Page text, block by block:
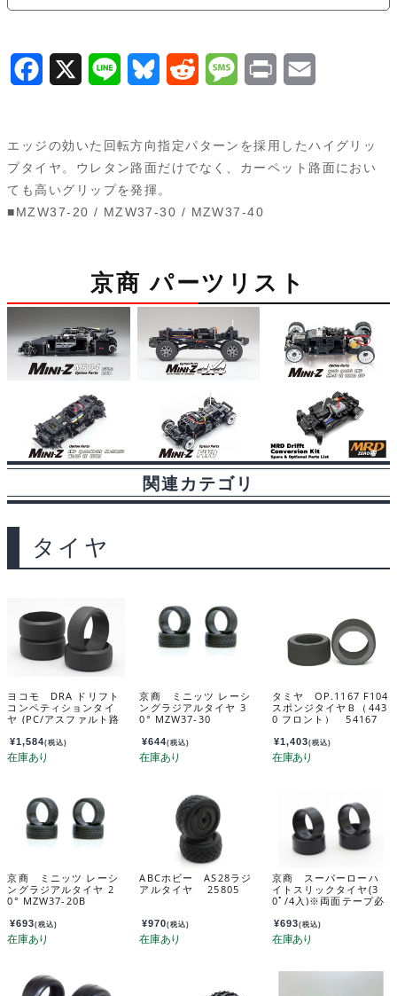
40
e
b
X
e
B
e
s
R
d
M
s
P
n i
エッジの効いた回転方向指定パターンを採用したハイグリッ
プタイヤ。ウレタン路面だけでなく、カーペット路面におい
ても高いグリップを発揮。
■MZW37-20 / MZW37-30 / MZW37-40
京商 パーツリスト
関連カテゴリ
タイヤ
ヨコモ DRA ドリフト
コンペティションタイ
ヤ (PC/アスファルト路
¥1,584(税込)
京商 ミニッツ レーシ
ングラジアルタイヤ 3
0° MZW37-30
¥644(税込)
タミヤ OP.1167 F104
スポンジタイヤＢ（443
0 フロント） 54167
¥1,403(税込)
京商 ミニッツ レーシ
ングラジアルタイヤ 2
0° MZW37-20B
¥693(税込)
ABCホビー AS28ラジ
アルタイヤ 25805
¥970(税込)
京商 スーパーローハ
イトスリックタイヤ(3
0ﾟ/4入)※両面テープ必
¥693(税込)